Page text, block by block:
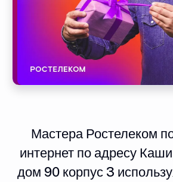
Мастера Ростелеком
интернет по адресу
дом 90 корпус 3